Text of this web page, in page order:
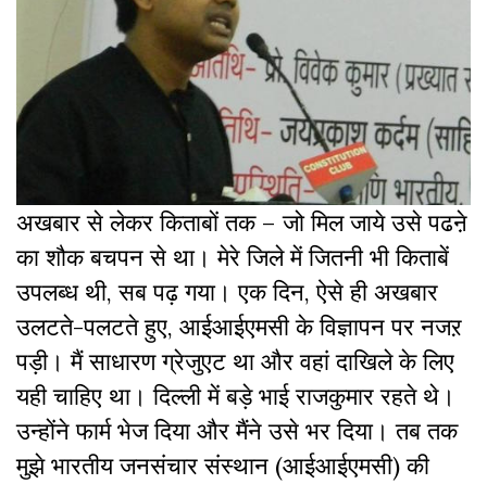
अखबार से लेकर किताबों तक – जो मिल जाये उसे पढऩे
का शौक बचपन से था। मेरे जिले में जितनी भी किताबें
उपलब्ध थी, सब पढ़ गया। एक दिन, ऐसे ही अखबार
उलटते-पलटते हुए, आईआईएमसी के विज्ञापन पर नजऱ
पड़ी। मैं साधारण ग्रेजुएट था और वहां दाखिले के लिए
यही चाहिए था। दिल्ली में बड़े भाई राजकुमार रहते थे।
उन्होंने फार्म भेज दिया और मैंने उसे भर दिया। तब तक
मुझे भारतीय जनसंचार संस्थान (आईआईएमसी) की